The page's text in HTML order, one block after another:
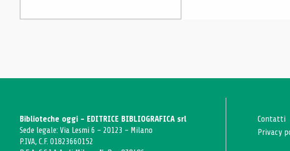
Biblioteche oggi - EDITRICE BIBLIOGRAFICA srl
Sede legale: Via Lesmi 6 - 20123 - Milano
P.IVA, C.F. 01823660152
Contatti
Privacy